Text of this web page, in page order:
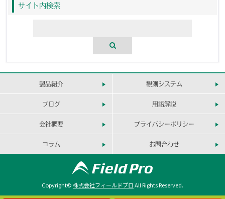
サイト内検索
製品紹介 観測システム
ブログ 用語解説
会社概要 プライバシーポリシー
コラム お問合わせ
Copyright©株式会社フィールドプロAll Rights Reserved.